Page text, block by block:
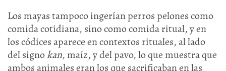
Los mayas tampoco ingerían perros pelones como
comida cotidiana, sino como comida ritual, y en
los códices aparece en contextos rituales, al lado
del signokan, maíz, y del pavo, lo que muestra que
ambos animales eran los que sacrificaban en las